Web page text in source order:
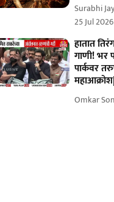
Surabhi
25 Jul 2026
हातात
गाणी! भर
पार्कवर
Omkar